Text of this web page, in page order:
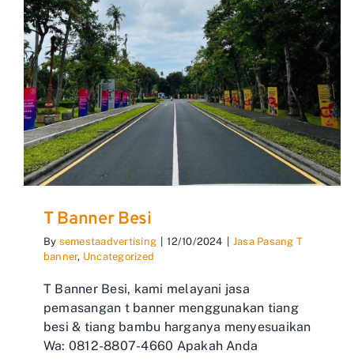
T Banner Besi
By semestaadvertising 12/10/2024
Jasa Pasang T
banner, Uncategorized
T Banner Besi, kami melayani jasa
pemasangan t banner menggunakan tiang
besi & tiang bambu harganya menyesuaikan
Wa: 0812-8807-4660 Apakah Anda